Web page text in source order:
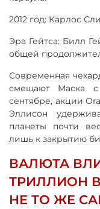
2012 год: Карлос
Эра Гейтса: Билл
общей
Современная
смещают Маска с
сентябре, акции
Эллисон
планеты почти
лишь к закрытию
ВАЛЮТА
ТРИЛЛИОН
НЕ ТО ЖЕ